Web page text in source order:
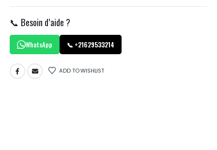
📞 Besoin d’aide ?
WhatsApp 📞 +21629533214
ADD TO WISHLIST